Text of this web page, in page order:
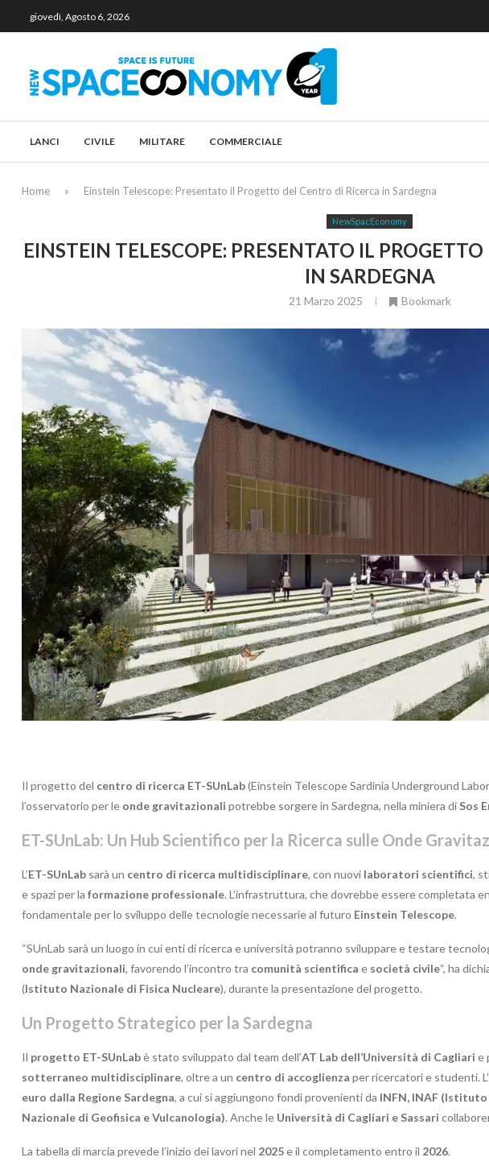
giovedì, Agosto 6, 2026
LANCI CIVILE MILITARE COMMERCIALE
Home » Einstein Telescope: Presentato il Progetto del Centro di Ricerca in Sardegna
NewSpacEconomy
EINSTEIN TELESCOPE: PRESENTATO IL
IN SARDEGNA
21 Marzo 2025 Bookmark
Il progetto del centro di ricerca ET-SUnLab(Einstein Telescope Sardinia Underground
l’osservatorio per le onde gravitazionali potrebbe sorgere in Sardegna, nella miniera di Sos
ET-SUnLab: Un Hub Scientifico per la Ricerca sulle Onde
L’ET-SUnLab sarà un centro di ricerca multidisciplinare, con nuovi laboratori scientifici,
e spazi per la formazione professionale. L’infrastruttura, che dovrebbe essere completata
fondamentale per lo sviluppo delle tecnologie necessarie al futuro Einstein Telescope.
“SUnLab sarà un luogo in cui enti di ricerca e università potranno sviluppare e testare
onde gravitazionali, favorendo l’incontro tra comunità scientifica e società civile“, ha
(Istituto Nazionale di Fisica Nucleare), durante la presentazione del progetto.
Un Progetto Strategico per la Sardegna
Il progetto ET-SUnLabè stato sviluppato dal team dell’AT Lab dell’Università di Cagliari e
sotterraneo multidisciplinare, oltre a un centro di accoglienza per ricercatori e studenti.
euro dalla Regione Sardegna, a cui si aggiungono fondi provenienti da INFN, INAF
Nazionale di Geofisica e Vulcanologia). Anche le Università di Cagliari e Sassari
La tabella di marcia prevede l’inizio dei lavori nel 2025e il completamento entro il 2026.